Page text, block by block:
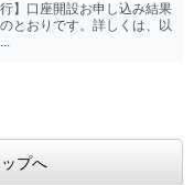
】口座開設お申し込み結果
とおりです。詳しくは、以
プへ